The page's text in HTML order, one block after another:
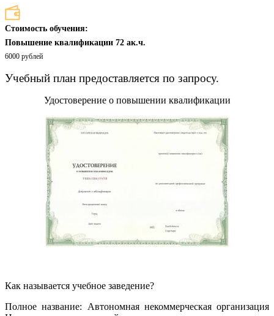
Стоимость обучения:
Повышение квалификации 72 ак.ч.
6000 рублей
Учебный план предоставляется по запросу.
Удостоверение о повышении квалификации
Как называется учебное заведение?
Полное название: Автономная некоммерческая организация